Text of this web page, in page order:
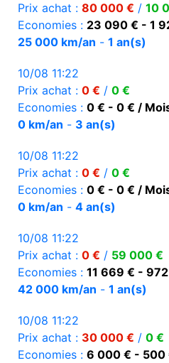
Prix achat : 80 000 € / 10
Economies : 23 090 € - 1
25 000 km/an - 1 an(s)
10/08 11:22
Prix achat : 0 € / 0 €
Economies : 0 € - 0 € /
0 km/an - 3 an(s)
10/08 11:22
Prix achat : 0 € / 0 €
Economies : 0 € - 0 € /
0 km/an - 4 an(s)
10/08 11:22
Prix achat : 0 € / 59 000 €
Economies : 11 669 € -
42 000 km/an - 1 an(s)
10/08 11:22
Prix achat : 30 000 € / 0 €
Economies : 6 000 € - 500